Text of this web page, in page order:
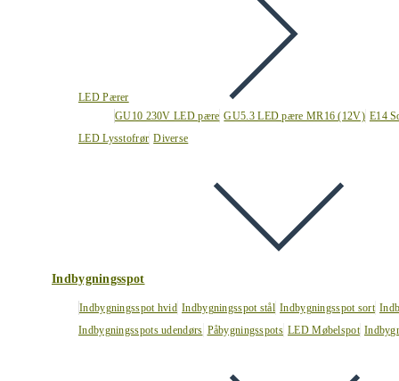
LED Pærer
GU10 230V LED pære GU5.3 LED pære MR16 (12V) E14
LED Lysstofrør Diverse
Indbygningsspot
Indbygningsspot hvid Indbygningsspot stål Indbygningsspot sort
Indbygningsspots udendørs Påbygningsspots LED Møbelspot